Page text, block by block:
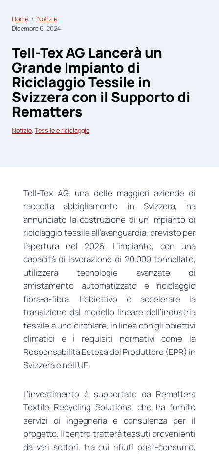
Home
Notizie
Dicembre 6, 2024
Tell-Tex AG Lancerà un
Grande Impianto di
Riciclaggio Tessile in
Svizzera con il Supporto di
Rematters
Notizie, Tessile e riciclaggio
Tell-Tex AG, una delle maggiori aziende di
raccolta abbigliamento in Svizzera, ha
annunciato la costruzione di un impianto di
riciclaggio tessile all’avanguardia, previsto per
l’apertura nel 2026. L’impianto, con una
capacità di lavorazione di 20.000 tonnellate,
utilizzerà tecnologie avanzate di
smistamento automatizzato e riciclaggio
fibra-a-fibra. L’obiettivo è accelerare la
transizione dal modello lineare dell’industria
tessile a uno circolare, in linea con gli obiettivi
climatici e i requisiti normativi come la
Responsabilità Estesa del Produttore (EPR) in
Svizzera e nell’UE.
L’investimento è supportato da Rematters
Textile Recycling Solutions, che ha fornito
servizi di ingegneria e consulenza per il
progetto. Il centro tratterà tessuti provenienti
da vari settori, tra cui rifiuti post-consumo,